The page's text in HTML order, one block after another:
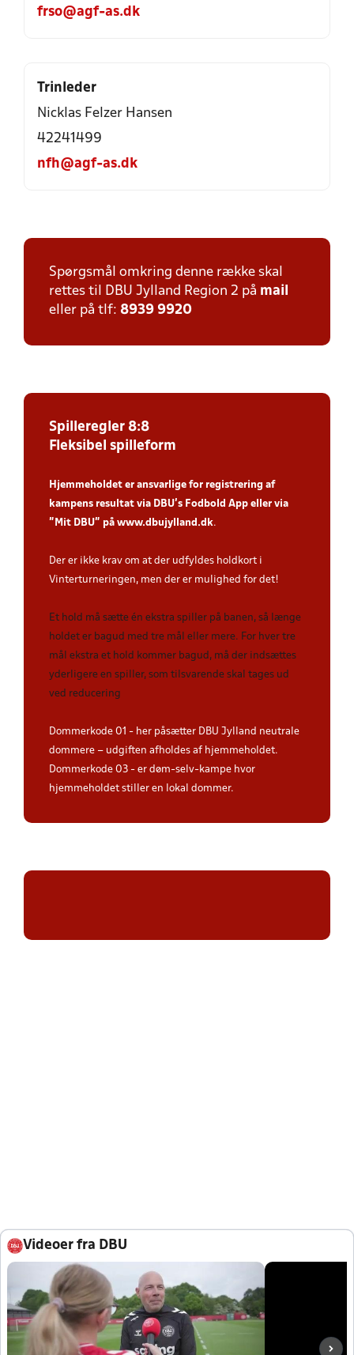
frso@agf-as.dk
Trinleder
Nicklas Felzer Hansen
42241499
nfh@agf-as.dk
Spørgsmål omkring denne række skal
rettes til DBU Jylland Region 2 på mail
eller på tlf: 8939 9920
Spilleregler 8:8
Fleksibel spilleform
Hjemmeholdet er ansvarlige for registrering af
kampens resultat via DBU’s Fodbold App eller via
”Mit DBU” på www.dbujylland.dk.
Der er ikke krav om at der udfyldes holdkort i
Vinterturneringen, men der er mulighed for det!
Et hold må sætte én ekstra spiller på banen, så længe
holdet er bagud med tre mål eller mere. For hver tre
mål ekstra et hold kommer bagud, må der indsættes
yderligere en spiller, som tilsvarende skal tages ud
ved reducering
Dommerkode 01 - her påsætter DBU Jylland neutrale
dommere – udgiften afholdes af hjemmeholdet.
Dommerkode 03 - er døm-selv-kampe hvor
hjemmeholdet stiller en lokal dommer.
Videoer fra DBU